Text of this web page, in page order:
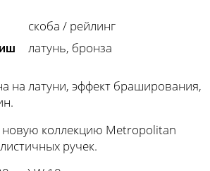
скоба / рейлинг
латунь, бронза
на латуни, эффект браширования,
коллекцию Metropolitan
ручек.